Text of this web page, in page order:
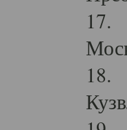
17.
18.